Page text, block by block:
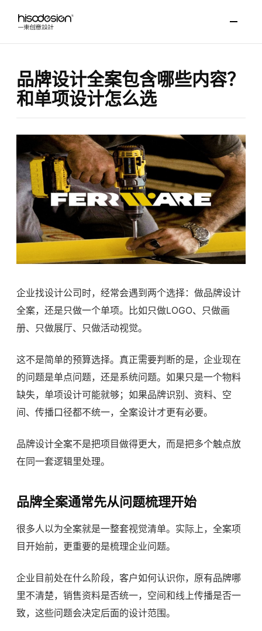
品牌设计全案包含哪些内容？
和单项设计怎么选
企业找设计公司时，经常会遇到两个选择：做品牌设计
全案，还是只做一个单项。比如只做LOGO、只做画
册、只做展厅、只做活动视觉。
这不是简单的预算选择。真正需要判断的是，企业现在
的问题是单点问题，还是系统问题。如果只是一个物料
缺失，单项设计可能就够；如果品牌识别、资料、空
间、传播口径都不统一，全案设计才更有必要。
品牌设计全案不是把项目做得更大，而是把多个触点放
在同一套逻辑里处理。
品牌全案通常先从问题梳理开始
很多人以为全案就是一整套视觉清单。实际上，全案项
目开始前，更重要的是梳理企业问题。
企业目前处在什么阶段，客户如何认识你，原有品牌哪
里不清楚，销售资料是否统一，空间和线上传播是否一
致，这些问题会决定后面的设计范围。